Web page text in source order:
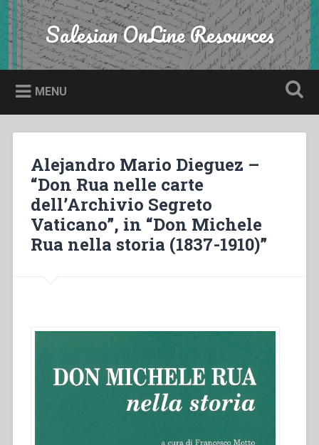
Skip
to
content
Search Salesian OnLine Resources
MENU
Alejandro Mario Dieguez –
“Don Rua nelle carte
dell’Archivio Segreto
Vaticano”, in “Don Michele
Rua nella storia (1837-1910)”